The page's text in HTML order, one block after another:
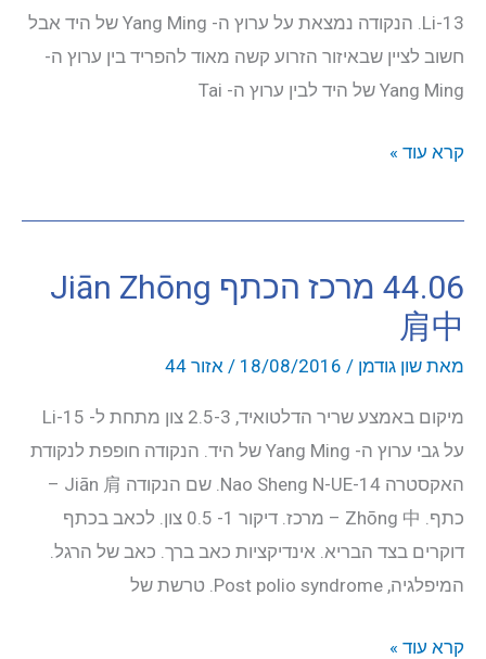
Li-13. הנקודה נמצאת על ערוץ ה- Yang Ming של היד אבל
חשוב לציין שבאיזור הזרוע קשה מאוד להפריד בין ערוץ ה-
Yang Ming של היד לבין ערוץ ה- Tai
44.08
קדמון
Rén
Zōng
קרא עוד »
44.06 מרכז הכתף Jiān Zhōng
肩中
מאת שון גודמן /
18/08/2016
/ אזור 44
מיקום באמצע שריר הדלטואיד, 2.5-3 צון מתחת ל- Li-15
על גבי ערוץ ה- Yang Ming של היד. הנקודה חופפת לנקודת
האקסטרה Nao Sheng N-UE-14. שם הנקודה Jiān 肩 –
כתף. Zhōng 中 – מרכז. דיקור 1- 0.5 צון. לכאב בכתף
דוקרים בצד הבריא. אינדיקציות כאב ברך. כאב של הרגל.
המיפלגיה, Post polio syndrome. טרשת של
44.06
קרא עוד »